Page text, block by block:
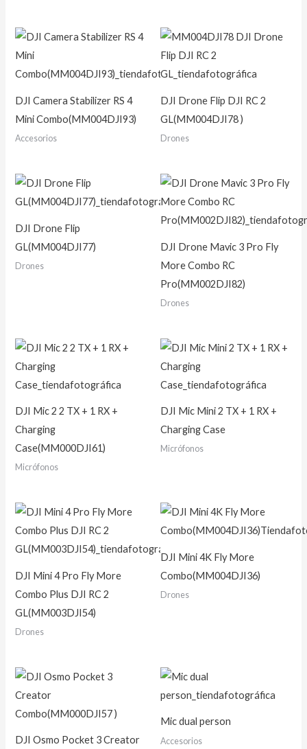
DJI Camera Stabilizer RS 4
Mini Combo(MM004DJI93)
Accesorios
DJI Drone Flip DJI RC 2
GL(MM004DJI78 )
Drones
DJI Drone Flip
GL(MM004DJI77)
Drones
DJI Drone Mavic 3 Pro Fly
More Combo RC
Pro(MM002DJI82)
Drones
DJI Mic 2 2 TX + 1 RX +
Charging
Case(MM000DJI61)
Micrófonos
DJI Mic Mini 2 TX + 1 RX +
Charging Case
Micrófonos
DJI Mini 4 Pro Fly More
Combo Plus DJI RC 2
GL(MM003DJI54)
Drones
DJI Mini 4K Fly More
Combo(MM004DJI36)
Drones
DJI Osmo Pocket 3 Creator
Mic dual person
Accesorios